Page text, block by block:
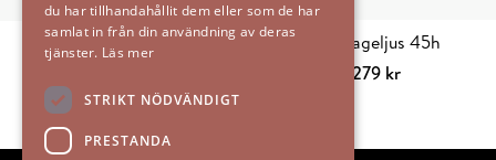
på
produktsidan
Tvättmedel 750 ml
Välj alternativ
Den
produkten
Massageljus 45h
279 kr
produkten
du har tillhandahållit dem eller som de har
samlat in från din användning av deras
tjänster. Läs mer
STRIKT NÖDVÄNDIGT
PRESTANDA